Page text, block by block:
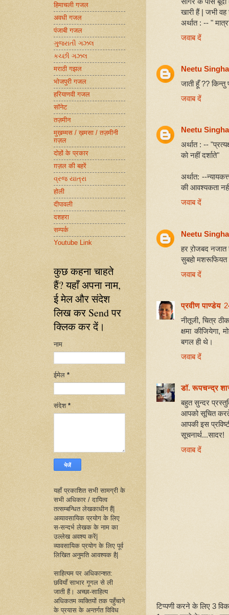
खारी हैं | जभी वह
अर्थात : -- "
जवाब दें
Neetu
जाती हूँ ?? किन्तु
जवाब दें
Neetu
अर्थात : --
को नहीं दर्शाते"
अर्थात: --
की आवश्यकता
जवाब दें
Neetu
हर ऱोजबद नजात
सुबहो मशरूफियत
जवाब दें
प्रवीण पाण्डेय
नीतूजी, चित्र
क्षमा
बगल ही थे।
जवाब दें
डॉ. रूपचन्द्र
बहुत सुन्दर
आपको सूचित करते
आपकी इस
सूचनार्थ...सादर!
जवाब दें
टिप्पणी करने के लिए 3
हिमाचली गजल
अवधी गजल
पंजाबी गजल
ગુજરાતી ગઝલ
કચ્છી ગઝલ
मराठी गझल
भोजपुरी गजल
हरियाणवी गजल
सॉनेट
तज़मीन
मुख़म्मस / ख़मसा / तज़मीनी
ग़ज़ल
दोहों के प्रकार
ग़ज़ल की बहरें
વ્રજ યાત્રા
होली
दीपावली
दशहरा
सम्पर्क
Youtube Link
कुछ कहना चाहते
हैं? यहाँ अपना नाम,
ई मेल और संदेश
लिख कर Send पर
क्लिक कर दें।
नाम
ईमेल *
संदेश *
यहाँ प्रकाशित सभी सामग्री के
सभी अधिकार / दायित्व
तत्सम्बन्धित लेखकाधीन हैं|
अव्यावसायिक प्रयोग के लिए
स-सन्दर्भ लेखक के नाम का
उल्लेख अवश्य करें|
व्यावसायिक प्रयोग के लिए पूर्व
लिखित अनुमति आवश्यक है|
साहित्यम पर अधिकान्शत:
छवियाँ साभार गूगल से ली
जाती हैं। अच्छा-साहित्य
अधिकतम व्यक्तियों तक पहुँचाने
के प्रयास के अन्तर्गत विविध